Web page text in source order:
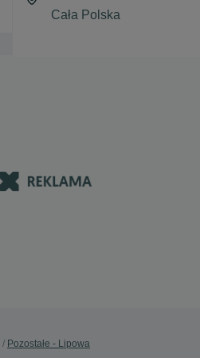
Pozostałe - Lipowa